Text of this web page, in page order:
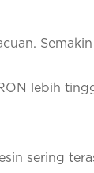
lebih
sering